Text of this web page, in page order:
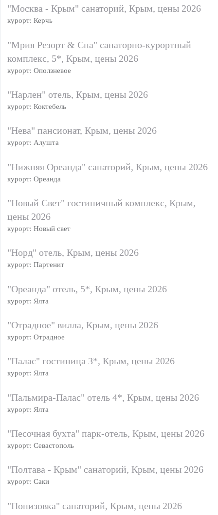
"Москва - Крым" санаторий, Крым, цены 2026
курорт: Керчь
"Мрия Резорт & Спа" санаторно-курортный
комплекс, 5*, Крым, цены 2026
курорт: Оползневое
"Нарлен" отель, Крым, цены 2026
курорт: Коктебель
"Нева" пансионат, Крым, цены 2026
курорт: Алушта
"Нижняя Ореанда" санаторий, Крым, цены 2026
курорт: Ореанда
"Новый Свет" гостиничный комплекс, Крым,
цены 2026
курорт: Новый свет
"Норд" отель, Крым, цены 2026
курорт: Партенит
"Ореанда" отель, 5*, Крым, цены 2026
курорт: Ялта
"Отрадное" вилла, Крым, цены 2026
курорт: Отрадное
"Палас" гостиница 3*, Крым, цены 2026
курорт: Ялта
"Пальмира-Палас" отель 4*, Крым, цены 2026
курорт: Ялта
"Песочная бухта" парк-отель, Крым, цены 2026
курорт: Севастополь
"Полтава - Крым" санаторий, Крым, цены 2026
курорт: Саки
"Понизовка" санаторий, Крым, цены 2026